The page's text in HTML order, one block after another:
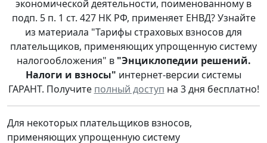
экономической деятельности, поименованному в
подп. 5 п. 1 ст. 427 НК РФ, применяет ЕНВД? Узнайте
из материала "Тарифы страховых взносов для
плательщиков, применяющих упрощенную систему
налогообложения" в "Энциклопедии решений.
Налоги и взносы" интернет-версии системы
ГАРАНТ. Получите полный доступ на 3 дня бесплатно!
Для некоторых плательщиков взносов,
применяющих упрощенную систему